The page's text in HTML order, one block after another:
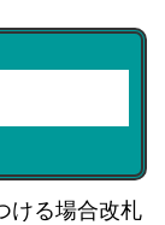
ける場合改札